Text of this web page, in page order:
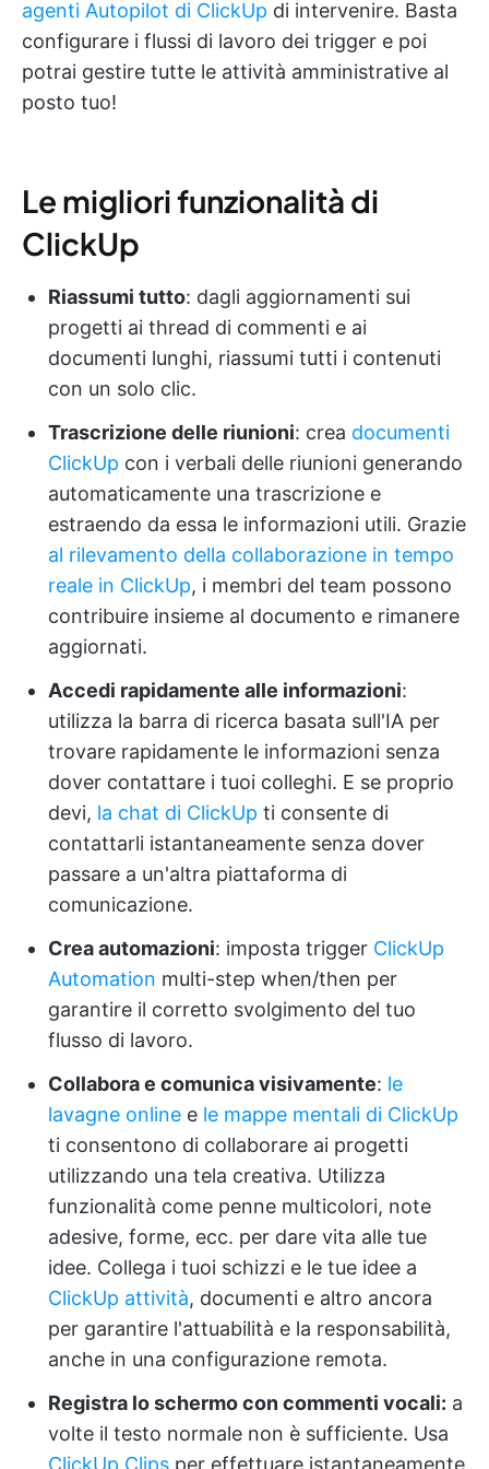
agenti Autopilot di ClickUp di intervenire. Basta
configurare i flussi di lavoro dei trigger e poi
potrai gestire tutte le attività amministrative al
posto tuo!
Le migliori funzionalità di
ClickUp
Riassumi tutto: dagli aggiornamenti sui
progetti ai thread di commenti e ai
documenti lunghi, riassumi tutti i contenuti
con un solo clic.
Trascrizione delle riunioni: crea documenti
ClickUp con i verbali delle riunioni generando
automaticamente una trascrizione e
estraendo da essa le informazioni utili. Grazie
al rilevamento della collaborazione in tempo
reale in ClickUp, i membri del team possono
contribuire insieme al documento e rimanere
aggiornati.
Accedi rapidamente alle informazioni:
utilizza la barra di ricerca basata sull'IA per
trovare rapidamente le informazioni senza
dover contattare i tuoi colleghi. E se proprio
devi, la chat di ClickUp ti consente di
contattarli istantaneamente senza dover
passare a un'altra piattaforma di
comunicazione.
Crea automazioni: imposta trigger ClickUp
Automation multi-step when/then per
garantire il corretto svolgimento del tuo
flusso di lavoro.
Collabora e comunica visivamente: le
lavagne online e le mappe mentali di ClickUp
ti consentono di collaborare ai progetti
utilizzando una tela creativa. Utilizza
funzionalità come penne multicolori, note
adesive, forme, ecc. per dare vita alle tue
idee. Collega i tuoi schizzi e le tue idee a
ClickUp attività, documenti e altro ancora
per garantire l'attuabilità e la responsabilità,
anche in una configurazione remota.
Registra lo schermo con commenti vocali: a
volte il testo normale non è sufficiente. Usa
ClickUp Clips per effettuare istantaneamente